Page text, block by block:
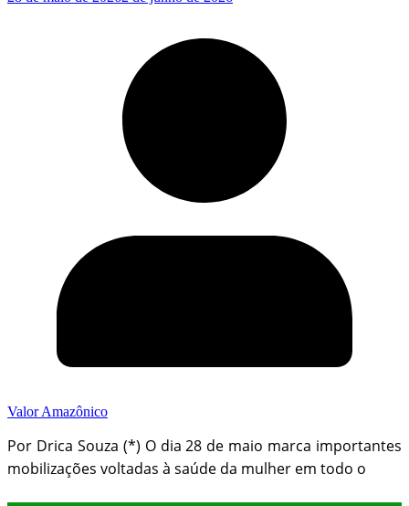
Valor Amazônico
Por Drica Souza (*) O dia 28 de maio marca importantes
mobilizações voltadas à saúde da mulher em todo o